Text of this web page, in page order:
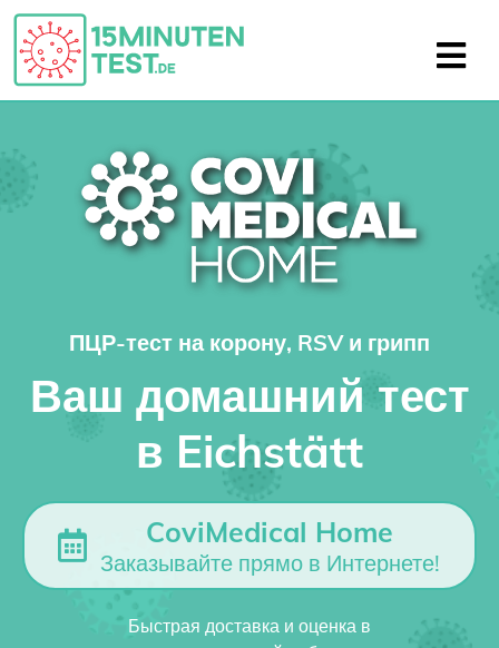
ПЦР-тест на корону, RSV и грипп
Ваш домашний тест
в Eichstätt
CoviMedical Home
Заказывайте прямо в Интернете!
Быстрая доставка и оценка в